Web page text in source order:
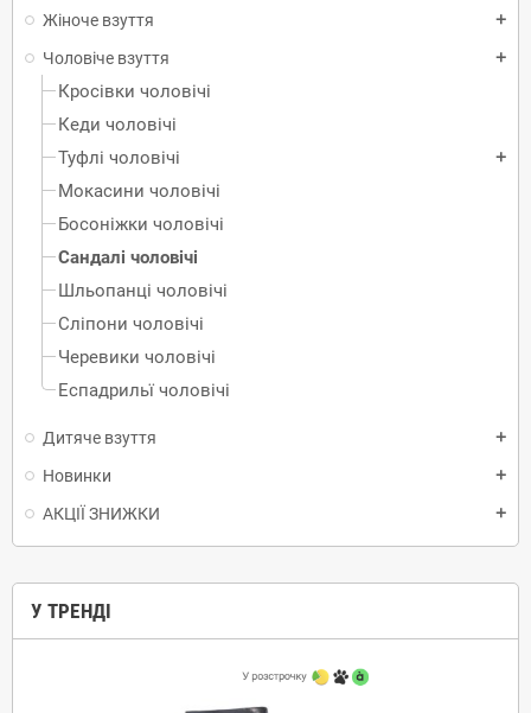
Жіноче взуття add
Чоловіче взуття add
Кросівки чоловічі
Кеди чоловічі
Туфлі чоловічі
add
Mокасини чоловічі
Босоніжки чоловічі
Сандалі чоловічі
Шльопанці чоловічі
Сліпони чоловічі
Черевики чоловічі
Еспадрильї чоловічі
Дитяче взуття add
Новинки add
АКЦІЇ ЗНИЖКИ add
У ТРЕНДІ